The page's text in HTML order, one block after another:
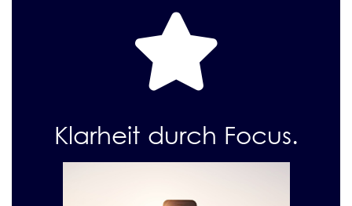
Klarheit durch Focus.